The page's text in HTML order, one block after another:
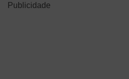
Publicidade